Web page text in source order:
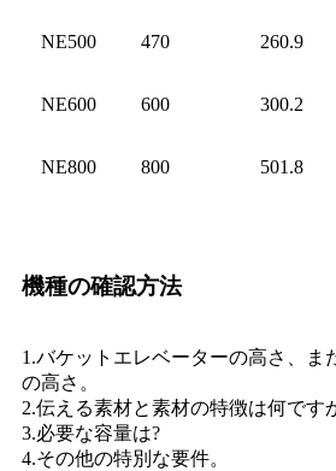
NE500 470 260.9
NE600 600 300.2
NE800 800 501.8
機種の確認方法
1.バケットエレベーターの高さ、ま
の高さ。
2.伝える素材と素材の特徴は何です
3.必要な容量は?
4.その他の特別な要件。